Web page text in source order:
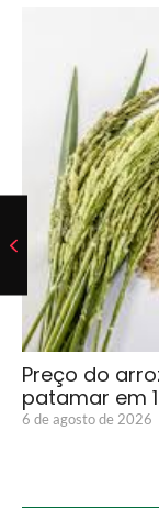
Preço do
patamar em
6 de agosto de 2026